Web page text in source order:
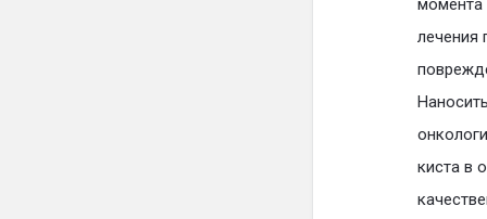
момента
лечения
киста в